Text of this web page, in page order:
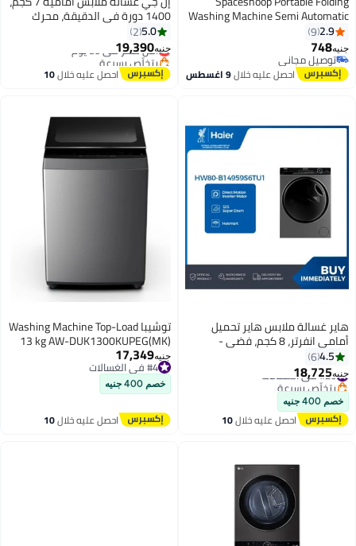
Washing Machine Semi
Mini Washing
Washing Machine
Clothes Underwear or
مجاني
مجاني
احصل عليه خلال9 اغسطس
1400 دورة في الدقيقة، محرك
عاكس، سمارت ثينك، واي فاي
19,390
أقل سعر في 30 يوم
بتخلّص بسرعة
أقل سعر في 30 يوماحصل عليه خلال10
اغسطس
ملابس هاير تحميل
أمامي انفرتر، 8 كجم، فضي -
HW80-
بسرعة
احصل عليه خلال10
اغسطس
توشيبا Washing Machine Top-Load
13 kg AW-DUK1300KUPEG(MK)
Morandi Gray
17,349
احصل عليه خلال10
اغسطس